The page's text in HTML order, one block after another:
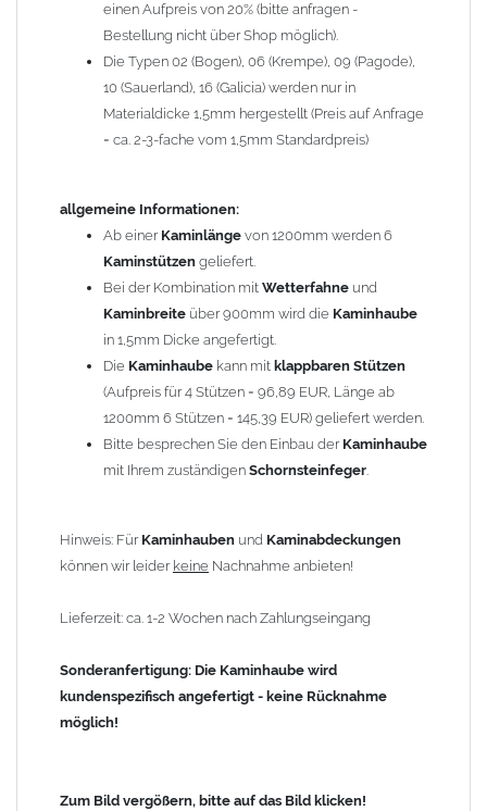
angefertigt - keine Rücknahme möglich!
Zum Bild vergößern, bitte auf das Bild klicken!
einen Aufpreis von 20% (bitte anfragen -
Bestellung nicht über Shop möglich).
Die Typen 02 (Bogen), 06 (Krempe), 09 (Pagode),
10 (Sauerland), 16 (Galicia) werden nur in
Materialdicke 1,5mm hergestellt (Preis auf Anfrage
= ca. 2-3-fache vom 1,5mm Standardpreis)
allgemeine Informationen:
Ab einer Kaminlänge von 1200mm werden 6
Kaminstützen geliefert.
Bei der Kombination mit Wetterfahne und
Kaminbreite über 900mm wird die Kaminhaube
in 1,5mm Dicke angefertigt.
Die Kaminhaube kann mit klappbaren Stützen
(Aufpreis für 4 Stützen = 96,89 EUR, Länge ab
1200mm 6 Stützen = 145,39 EUR) geliefert werden.
Bitte besprechen Sie den Einbau der Kaminhaube
mit Ihrem zuständigen Schornsteinfeger.
Hinweis: Für Kaminhauben und Kaminabdeckungen
können wir leider keine Nachnahme anbieten!
Lieferzeit: ca. 1-2 Wochen nach Zahlungseingang
Sonderanfertigung: Die Kaminhaube wird
kundenspezifisch angefertigt - keine Rücknahme
möglich!
Zum Bild vergößern, bitte auf das Bild klicken!